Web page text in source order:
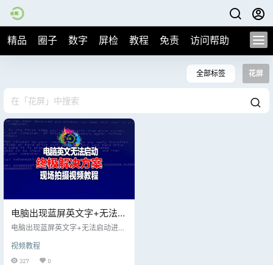
精品 圈子 数字 屏检 教程 免责 访问帮助
全部标签 花屏
电脑出现蓝屏英文字+无法启
动进入系统，只有两种可能
电脑出现蓝屏英文字+无法启动进入
方法使用中记得备份数据！ 【系统
启动文件破坏需要重装系统】+【还
视频教程
327 0